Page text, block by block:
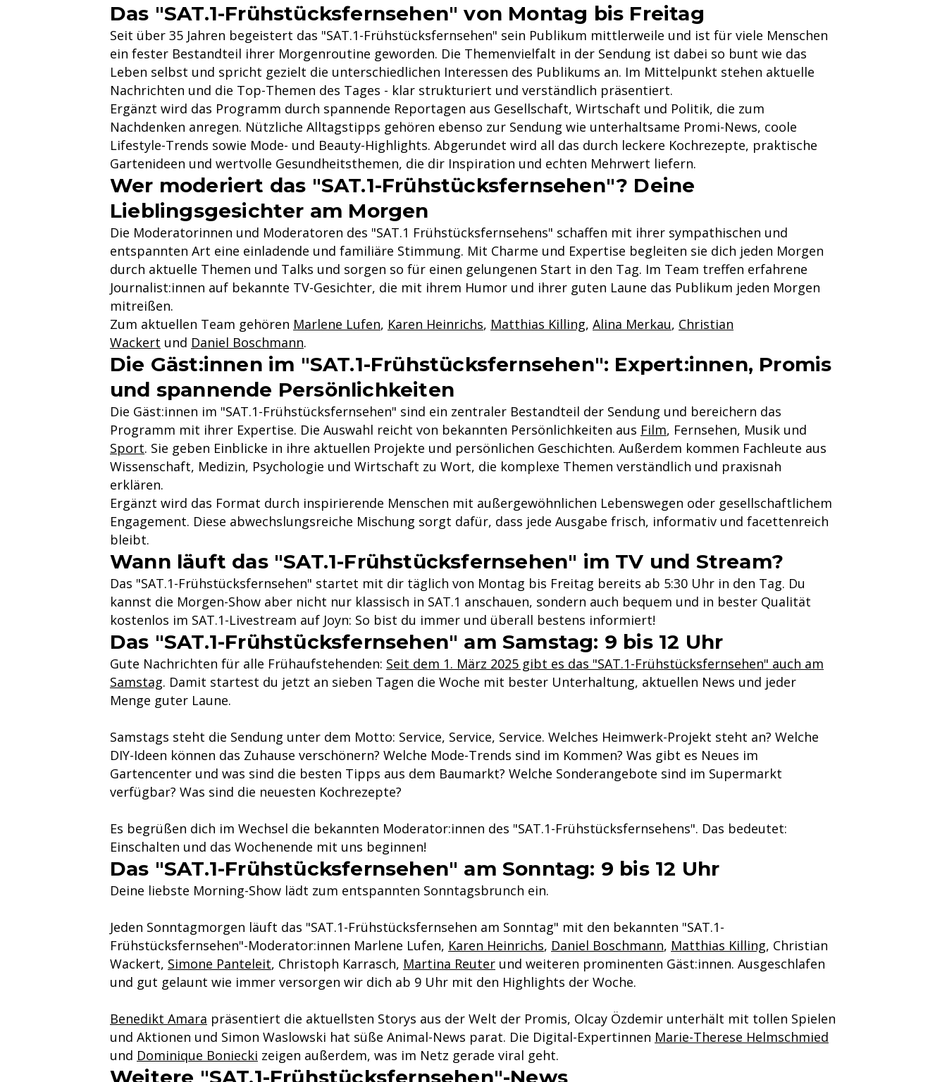
Das "SAT.1-Frühstücksfernsehen" von Montag bis Freitag
Seit über 35 Jahren begeistert das "SAT.1-Frühstücksfernsehen" sein Publikum mittlerweile und ist für viele Menschen
ein fester Bestandteil ihrer Morgenroutine geworden. Die Themenvielfalt in der Sendung ist dabei so bunt wie das
Leben selbst und spricht gezielt die unterschiedlichen Interessen des Publikums an. Im Mittelpunkt stehen aktuelle
Nachrichten und die Top-Themen des Tages - klar strukturiert und verständlich präsentiert.
Ergänzt wird das Programm durch spannende Reportagen aus Gesellschaft, Wirtschaft und Politik, die zum
Nachdenken anregen. Nützliche Alltagstipps gehören ebenso zur Sendung wie unterhaltsame Promi-News, coole
Lifestyle-Trends sowie Mode- und Beauty-Highlights. Abgerundet wird all das durch leckere Kochrezepte, praktische
Gartenideen und wertvolle Gesundheitsthemen, die dir Inspiration und echten Mehrwert liefern.
Wer moderiert das "SAT.1-Frühstücksfernsehen"? Deine
Lieblingsgesichter am Morgen
Die Moderatorinnen und Moderatoren des "SAT.1 Frühstücksfernsehens" schaffen mit ihrer sympathischen und
entspannten Art eine einladende und familiäre Stimmung. Mit Charme und Expertise begleiten sie dich jeden Morgen
durch aktuelle Themen und Talks und sorgen so für einen gelungenen Start in den Tag. Im Team treffen erfahrene
Journalist:innen auf bekannte TV-Gesichter, die mit ihrem Humor und ihrer guten Laune das Publikum jeden Morgen
mitreißen.
Zum aktuellen Team gehören Marlene Lufen, Karen Heinrichs, Matthias Killing, Alina Merkau, Christian
Wackert und Daniel Boschmann.
Die Gäst:innen im "SAT.1-Frühstücksfernsehen": Expert:innen, Promis
und spannende Persönlichkeiten
Die Gäst:innen im "SAT.1-Frühstücksfernsehen" sind ein zentraler Bestandteil der Sendung und bereichern das
Programm mit ihrer Expertise. Die Auswahl reicht von bekannten Persönlichkeiten aus Film, Fernsehen, Musik und
Sport. Sie geben Einblicke in ihre aktuellen Projekte und persönlichen Geschichten. Außerdem kommen Fachleute aus
Wissenschaft, Medizin, Psychologie und Wirtschaft zu Wort, die komplexe Themen verständlich und praxisnah
erklären.
Ergänzt wird das Format durch inspirierende Menschen mit außergewöhnlichen Lebenswegen oder gesellschaftlichem
Engagement. Diese abwechslungsreiche Mischung sorgt dafür, dass jede Ausgabe frisch, informativ und facettenreich
bleibt.
Wann läuft das "SAT.1-Frühstücksfernsehen" im TV und Stream?
Das "SAT.1-Frühstücksfernsehen" startet mit dir täglich von Montag bis Freitag bereits ab 5:30 Uhr in den Tag. Du
kannst die Morgen-Show aber nicht nur klassisch in SAT.1 anschauen, sondern auch bequem und in bester Qualität
kostenlos im SAT.1-Livestream auf Joyn: So bist du immer und überall bestens informiert!
Das "SAT.1-Frühstücksfernsehen" am Samstag: 9 bis 12 Uhr
Gute Nachrichten für alle Frühaufstehenden: Seit dem 1. März 2025 gibt es das "SAT.1-Frühstücksfernsehen" auch am
Samstag. Damit startest du jetzt an sieben Tagen die Woche mit bester Unterhaltung, aktuellen News und jeder
Menge guter Laune.
Samstags steht die Sendung unter dem Motto: Service, Service, Service. Welches Heimwerk-Projekt steht an? Welche
DIY-Ideen können das Zuhause verschönern? Welche Mode-Trends sind im Kommen? Was gibt es Neues im
Gartencenter und was sind die besten Tipps aus dem Baumarkt? Welche Sonderangebote sind im Supermarkt
verfügbar? Was sind die neuesten Kochrezepte?
Es begrüßen dich im Wechsel die bekannten Moderator:innen des "SAT.1-Frühstücksfernsehens". Das bedeutet:
Einschalten und das Wochenende mit uns beginnen!
Das "SAT.1-Frühstücksfernsehen" am Sonntag: 9 bis 12 Uhr
Deine liebste Morning-Show lädt zum entspannten Sonntagsbrunch ein.
Jeden Sonntagmorgen läuft das "SAT.1-Frühstücksfernsehen am Sonntag" mit den bekannten "SAT.1-
Frühstücksfernsehen"-Moderator:innen Marlene Lufen, Karen Heinrichs, Daniel Boschmann, Matthias Killing, Christian
Wackert, Simone Panteleit, Christoph Karrasch, Martina Reuter und weiteren prominenten Gäst:innen. Ausgeschlafen
und gut gelaunt wie immer versorgen wir dich ab 9 Uhr mit den Highlights der Woche.
Benedikt Amara präsentiert die aktuellsten Storys aus der Welt der Promis, Olcay Özdemir unterhält mit tollen Spielen
und Aktionen und Simon Waslowski hat süße Animal-News parat. Die Digital-Expertinnen Marie-Therese Helmschmied
und Dominique Boniecki zeigen außerdem, was im Netz gerade viral geht.
Weitere "SAT.1-Frühstücksfernsehen"-News